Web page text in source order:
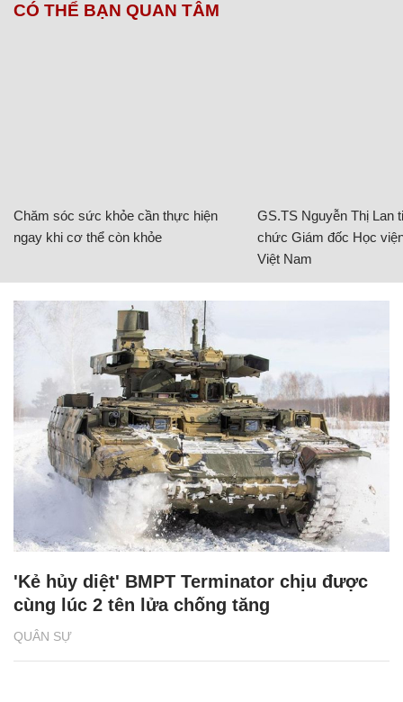
CÓ THỂ BẠN QUAN TÂM
Chăm sóc sức khỏe cần thực hiện
ngay khi cơ thể còn khỏe
GS.TS Nguyễn Thị Lan
chức Giám đốc Học
Việt Nam
QUÂN SỰ
'Kẻ hủy diệt' BMPT Terminator chịu được
cùng lúc 2 tên lửa chống tăng